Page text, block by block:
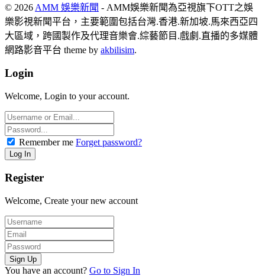
© 2026 AMM 娛樂新聞 - AMM娛樂新聞為亞視旗下OTT之娛
樂影視新聞平台，主要範圍包括台灣.香港.新加坡.馬來西亞四
大區域，跨國製作及代理音樂會.綜藝節目.戲劇.直播的多媒體
網路影音平台 theme by akbilisim.
Login
Welcome, Login to your account.
Remember me Forget password?
Register
Welcome, Create your new account
You have an account? Go to Sign In